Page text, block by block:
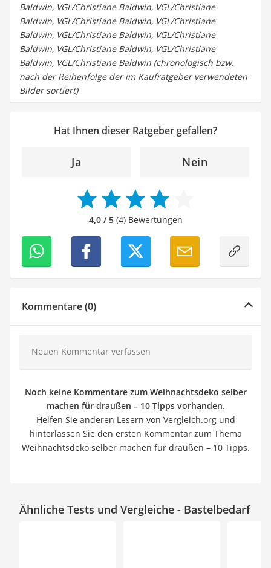
Baldwin, VGL/Christiane Baldwin, VGL/Christiane
Baldwin, VGL/Christiane Baldwin, VGL/Christiane
Baldwin, VGL/Christiane Baldwin, VGL/Christiane
Baldwin, VGL/Christiane Baldwin, VGL/Christiane
Baldwin, VGL/Christiane Baldwin (chronologisch bzw.
nach der Reihenfolge der im Kaufratgeber verwendeten
Bilder sortiert)
Hat Ihnen dieser Ratgeber gefallen?
Ja Nein
4,0 / 5(4) Bewertungen
Kommentare (0)
Neuen Kommentar verfassen
Noch keine Kommentare zum Weihnachtsdeko selber
machen für draußen – 10 Tipps vorhanden.
Helfen Sie anderen Lesern von Vergleich.org und
hinterlassen Sie den ersten Kommentar zum Thema
Weihnachtsdeko selber machen für draußen – 10 Tipps.
Ähnliche Tests und Vergleiche - Bastelbedarf